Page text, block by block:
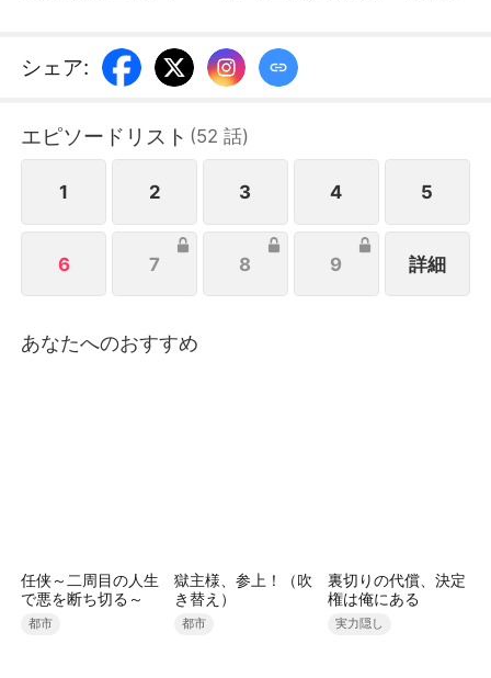
まってしまう。ハンビョルの脅しに屈し、奇妙な同居
生活を始めることになったドクターKは、エネルギー
ギーX」の正体を探っていく。……ところが、おかし
い。完璧なスペックを備えた女性たちとのキスやスキ
ンシップよりも、自由奔放に振り回してくるハンビョ
シェア:
エピソードリスト (52 話)
1 2 3 4 5
6 7 8 9 詳細
あなたへのおすすめ
任侠～二周目の人生
で悪を断ち切る～
都市
獄主様、参上！（吹
き替え）
都市
裏切りの代償、決定
権は俺にある
実力隠し